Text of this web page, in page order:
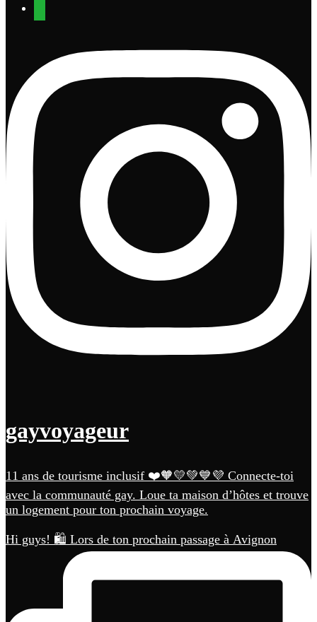
gayvoyageur
11 ans de tourisme inclusif ❤️🧡💛💚💙💜 Connecte-toi
avec la communauté gay. Loue ta maison d’hôtes et trouve
un logement pour ton prochain voyage.
Hi guys! 🛍️ Lors de ton prochain passage à Avignon